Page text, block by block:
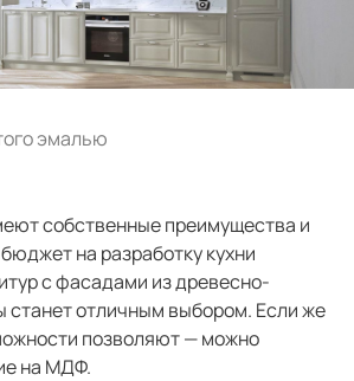
эмалью
собственные преимущества и
на разработку кухни
с фасадами из древесно-
станет отличным выбором. Если же
позволяют — можно
на МДФ.